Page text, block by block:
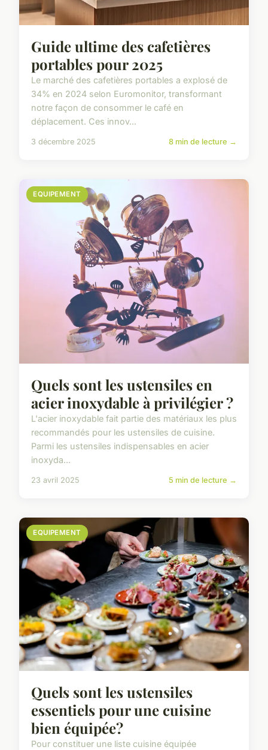
Guide ultime des cafetières
portables pour 2025
Le marché des cafetières portables a explosé de
34% en 2024 selon Euromonitor, transformant
notre façon de consommer le café en
déplacement. Ces innov...
3 décembre 2025 8 min de lecture →
EQUIPEMENT
Quels sont les ustensiles en
acier inoxydable à privilégier ?
L'acier inoxydable fait partie des matériaux les plus
recommandés pour les ustensiles de cuisine.
Parmi les ustensiles indispensables en acier
inoxyda...
23 avril 2025 5 min de lecture →
EQUIPEMENT
Quels sont les ustensiles
essentiels pour une cuisine
bien équipée?
Pour constituer une liste cuisine équipée